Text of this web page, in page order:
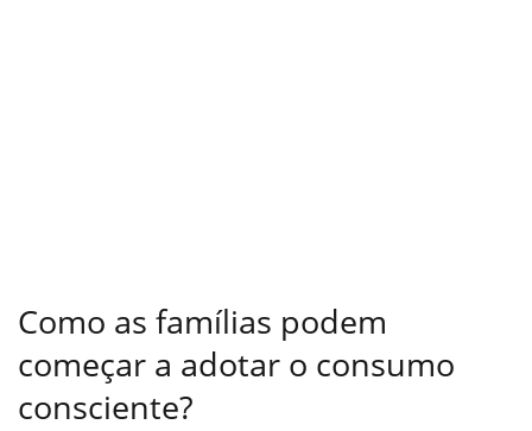
Como as famílias podem
começar a adotar o consumo
consciente?